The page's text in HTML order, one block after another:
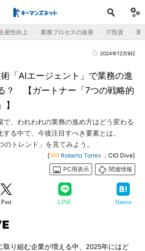
産性向上 業務プロセスの改善 IT投資 業
2024年12月9日
「AIエージェント」で業務の進
？ 【ガートナー「7つの戦略的
で、われわれの業務の進め方はどう変わる
る中で、今後注目すべき要素とは。
トレンド」を見てみよう。
[ Roberto Torres ，CIO Dive]
PC用表示
関連情報
Post LINE Hatena
り組む企業が増える中、2025年にはど